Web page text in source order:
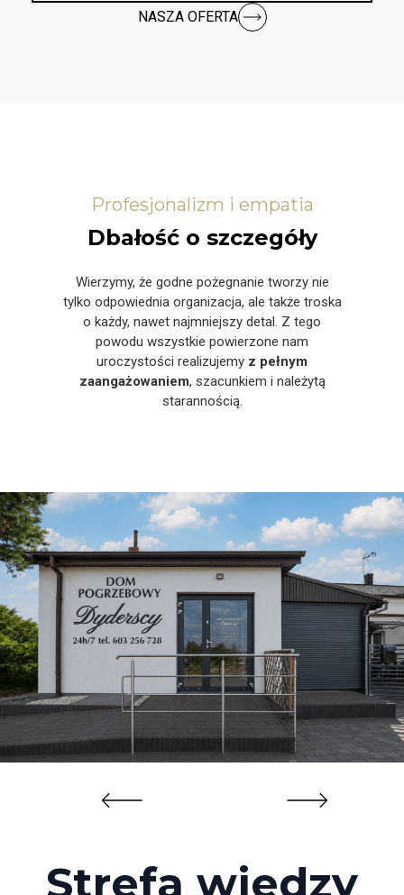
NASZA OFERTA
Profesjonalizm i empatia
Dbałość o szczegóły
Wierzymy, że godne pożegnanie tworzy nie
tylko odpowiednia organizacja, ale także troska
o każdy, nawet najmniejszy detal. Z tego
powodu wszystkie powierzone nam
uroczystości realizujemy z pełnym
zaangażowaniem, szacunkiem i należytą
starannością.
Strefa wiedzy